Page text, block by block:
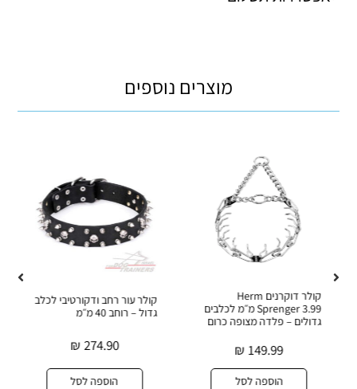
מוצרים נוספים
קולר דוקרנים Herm
Sprenger 3.99 מ״מ לכלבים
גדולים – פלדה מצופה כרום
149.99
₪
הוספה לסל
קולר עור רחב ודקורטיבי לכלב
גדול – רוחב 40 מ״מ
274.90
₪
הוספה לסל